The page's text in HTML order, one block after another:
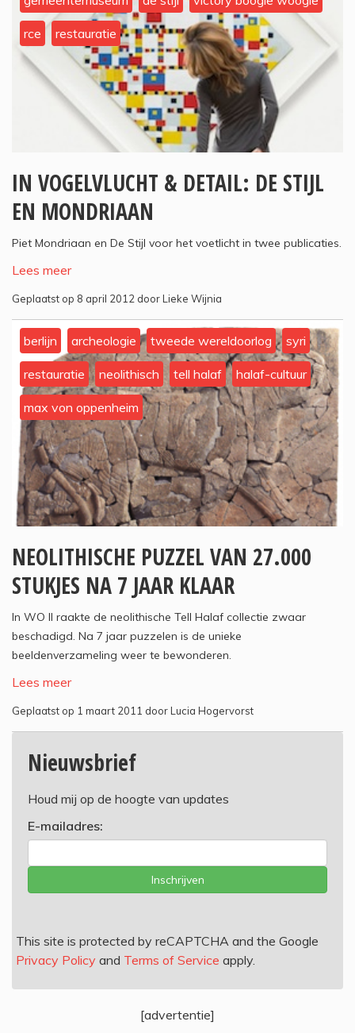
rce restauratie
IN VOGELVLUCHT & DETAIL: DE STIJL
EN MONDRIAAN
Piet Mondriaan en De Stijl voor het voetlicht in twee publicaties.
Lees meer
Geplaatst op 8 april 2012 door Lieke Wijnia
berlijn archeologie tweede wereldoorlog syri
restauratie neolithisch tell halaf halaf-cultuur
max von oppenheim
NEOLITHISCHE PUZZEL VAN 27.000
STUKJES NA 7 JAAR KLAAR
In WO II raakte de neolithische Tell Halaf collectie zwaar
beschadigd. Na 7 jaar puzzelen is de unieke
beeldenverzameling weer te bewonderen.
Lees meer
Geplaatst op 1 maart 2011 door Lucia Hogervorst
Nieuwsbrief
Houd mij op de hoogte van updates
E-mailadres:
Inschrijven
This site is protected by reCAPTCHA and the Google
Privacy Policy and Terms of Service apply.
[advertentie]